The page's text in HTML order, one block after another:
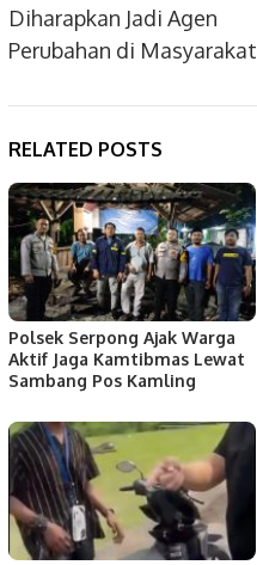
Diharapkan Jadi Agen
Perubahan di Masyarakat
RELATED POSTS
Polsek Serpong Ajak Warga
Aktif Jaga Kamtibmas Lewat
Sambang Pos Kamling